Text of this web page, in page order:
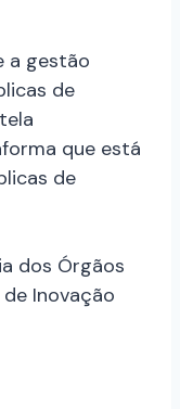
a gestão
de
que está
de
dos Órgãos
Inovação